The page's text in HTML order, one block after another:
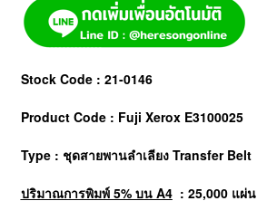
Stock Code : 21-0146
Product Code : Fuji Xerox E3100025
Type : ชุดสายพานลำเลียง Transfer Belt
ปริมาณการพิมพ์ 5% บน A4: 25,000 แผ่น